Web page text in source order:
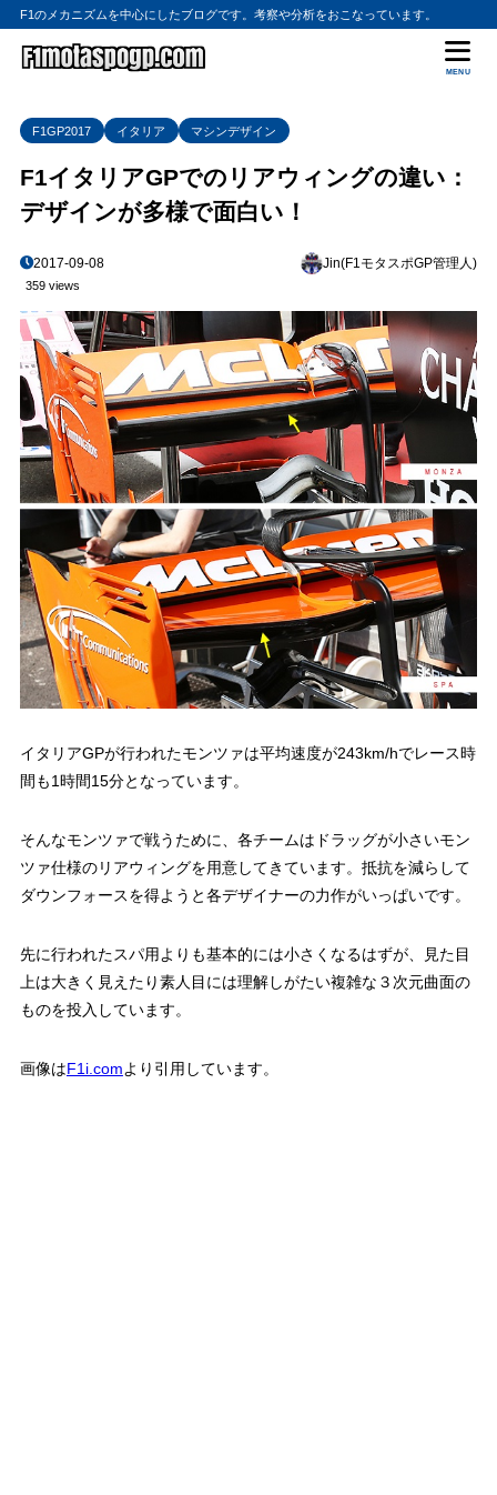
F1のメカニズムを中心にしたブログです。考察や分析をおこなっています。
MENU
F1GP2017 イタリア マシンデザイン
F1イタリアGPでのリアウィングの違い：
デザインが多様で面白い！
2017-09-08 Jin(F1モタスポGP管理人)
359 views
イタリアGPが行われたモンツァは平均速度が243km/hでレース時
間も1時間15分となっています。
そんなモンツァで戦うために、各チームはドラッグが小さいモン
ツァ仕様のリアウィングを用意してきています。抵抗を減らして
ダウンフォースを得ようと各デザイナーの力作がいっぱいです。
先に行われたスパ用よりも基本的には小さくなるはずが、見た目
上は大きく見えたり素人目には理解しがたい複雑な３次元曲面の
ものを投入しています。
画像はF1i.comより引用しています。